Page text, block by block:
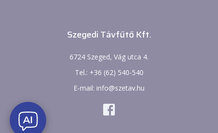
Szegedi Távfűtő Kft.
6724 Szeged, Vág utca 4.
Tel.: +36 (62) 540-540
E-mail: info@szetav.hu